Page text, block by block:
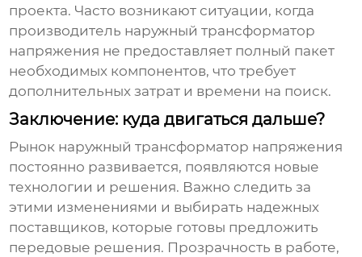
проекта. Часто возникают ситуации, когда
производитель наружный трансформатор
напряжения не предоставляет полный пакет
необходимых компонентов, что требует
дополнительных затрат и времени на поиск.
Заключение: куда двигаться дальше?
Рынок наружный трансформатор напряжения
постоянно развивается, появляются новые
технологии и решения. Важно следить за
этими изменениями и выбирать надежных
поставщиков, которые готовы предложить
передовые решения. Прозрачность в работе,